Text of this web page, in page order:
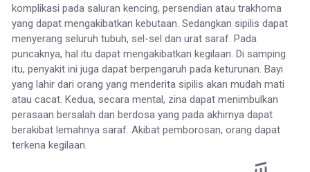
komplikasi pada saluran kencing, persendian atau trakhoma
yang dapat mengakibatkan kebutaan. Sedangkan sipilis dapat
menyerang seluruh tubuh, sel-sel dan urat saraf. Pada
puncaknya, hal itu dapat mengakibatkan kegilaan. Di samping
itu, penyakit ini juga dapat berpengaruh pada keturunan. Bayi
yang lahir dari orang yang menderita sipilis akan mudah mati
atau cacat. Kedua, secara mental, zina dapat menimbulkan
perasaan bersalah dan berdosa yang pada akhirnya dapat
berakibat lemahnya saraf. Akibat pemborosan, orang dapat
terkena kegilaan.